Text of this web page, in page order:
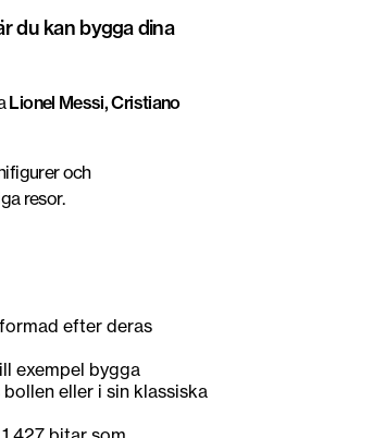
du kan bygga dina
Lionel Messi, Cristiano
och
resor.
efter deras
exempel bygga
eller i sin klassiska